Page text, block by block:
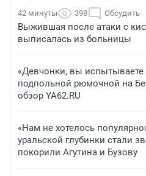
42 минуты 398 Обсудить
Выжившая после атаки с
выписалась из больницы
«Девчонки, вы испытываете
подпольной рюмочной на
обзор YA62.RU
«Нам не хотелось
уральской глубинки стали
покорили Агутина и Бузову